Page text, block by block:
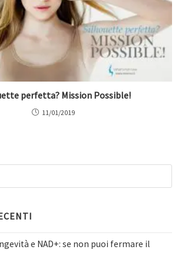
perfetta? Mission Possible!
11/01/2019
e NAD+: se non puoi fermare il